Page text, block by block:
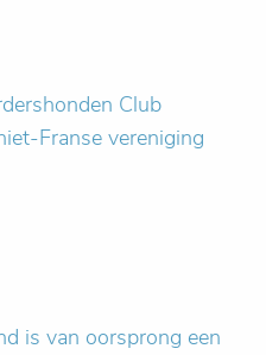
Club
Franse vereniging
is van oorsprong een